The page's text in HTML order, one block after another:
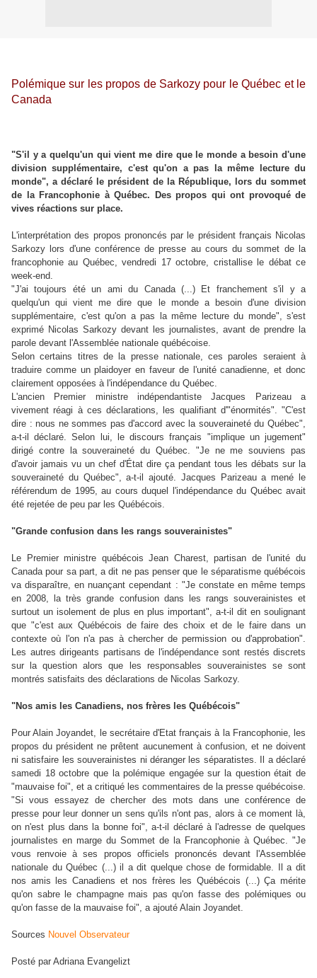
Polémique sur les propos de Sarkozy pour le Québec et le
Canada
"S'il y a quelqu'un qui vient me dire que le monde a besoin d'une
division supplémentaire, c'est qu'on a pas la même lecture du
monde", a déclaré le président de la République, lors du sommet
de la Francophonie à Québec. Des propos qui ont provoqué de
vives réactions sur place.
L'interprétation des propos prononcés par le président français Nicolas
Sarkozy lors d'une conférence de presse au cours du sommet de la
francophonie au Québec, vendredi 17 octobre, cristallise le débat ce
week-end.
"J'ai toujours été un ami du Canada (...) Et franchement s'il y a
quelqu'un qui vient me dire que le monde a besoin d'une division
supplémentaire, c'est qu'on a pas la même lecture du monde", s'est
exprimé Nicolas Sarkozy devant les journalistes, avant de prendre la
parole devant l'Assemblée nationale québécoise.
Selon certains titres de la presse nationale, ces paroles seraient à
traduire comme un plaidoyer en faveur de l'unité canadienne, et donc
clairement opposées à l'indépendance du Québec.
L'ancien Premier ministre indépendantiste Jacques Parizeau a
vivement réagi à ces déclarations, les qualifiant d'"énormités". "C'est
dire : nous ne sommes pas d'accord avec la souveraineté du Québec",
a-t-il déclaré. Selon lui, le discours français "implique un jugement"
dirigé contre la souveraineté du Québec. "Je ne me souviens pas
d'avoir jamais vu un chef d'État dire ça pendant tous les débats sur la
souveraineté du Québec", a-t-il ajouté. Jacques Parizeau a mené le
référendum de 1995, au cours duquel l'indépendance du Québec avait
été rejetée de peu par les Québécois.
"Grande confusion dans les rangs souverainistes"
Le Premier ministre québécois Jean Charest, partisan de l'unité du
Canada pour sa part, a dit ne pas penser que le séparatisme québécois
va disparaître, en nuançant cependant : "Je constate en même temps
en 2008, la très grande confusion dans les rangs souverainistes et
surtout un isolement de plus en plus important", a-t-il dit en soulignant
que "c'est aux Québécois de faire des choix et de le faire dans un
contexte où l'on n'a pas à chercher de permission ou d'approbation".
Les autres dirigeants partisans de l'indépendance sont restés discrets
sur la question alors que les responsables souverainistes se sont
montrés satisfaits des déclarations de Nicolas Sarkozy.
"Nos amis les Canadiens, nos frères les Québécois"
Pour Alain Joyandet, le secrétaire d'Etat français à la Francophonie, les
propos du président ne prêtent aucunement à confusion, et ne doivent
ni satisfaire les souverainistes ni déranger les séparatistes. Il a déclaré
samedi 18 octobre que la polémique engagée sur la question était de
"mauvaise foi", et a critiqué les commentaires de la presse québécoise.
"Si vous essayez de chercher des mots dans une conférence de
presse pour leur donner un sens qu'ils n'ont pas, alors à ce moment là,
on n'est plus dans la bonne foi", a-t-il déclaré à l'adresse de quelques
journalistes en marge du Sommet de la Francophonie à Québec. "Je
vous renvoie à ses propos officiels prononcés devant l'Assemblée
nationale du Québec (...) il a dit quelque chose de formidable. Il a dit
nos amis les Canadiens et nos frères les Québécois (...) Ça mérite
qu'on sabre le champagne mais pas qu'on fasse des polémiques ou
qu'on fasse de la mauvaise foi", a ajouté Alain Joyandet.
Sources Nouvel Observateur
Posté par Adriana Evangelizt